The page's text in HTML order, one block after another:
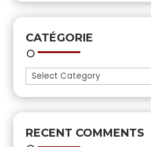
CATÉGORIE
Catégorie
RECENT COMMENTS